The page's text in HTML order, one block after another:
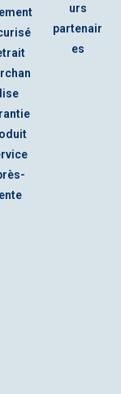
urs
partenair
es